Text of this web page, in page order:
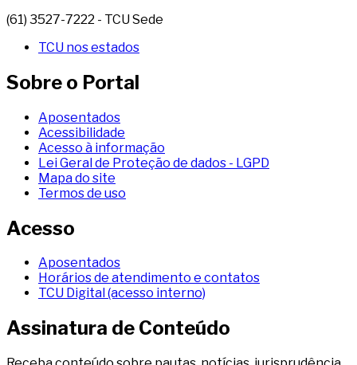
(61) 3527-7222 - TCU Sede
TCU nos estados
Sobre o Portal
Aposentados
Acessibilidade
Acesso à informação
Lei Geral de Proteção de dados - LGPD
Mapa do site
Termos de uso
Acesso
Aposentados
Horários de atendimento e contatos
TCU Digital (acesso interno)
Assinatura de Conteúdo